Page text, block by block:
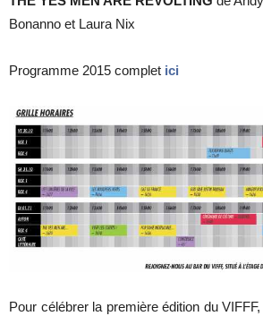
Bonanno et Laura Nix
Programme 2015 complet ici
Pour célébrer la première édition du